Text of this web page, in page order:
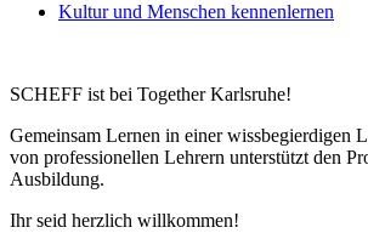
Kultur und Menschen kennenlernen
SCHEFF ist bei Together Karlsruhe!
Gemeinsam Lernen in einer wissbegierdigen
von professionellen Lehrern unterstützt den
Ausbildung.
Ihr seid herzlich willkommen!